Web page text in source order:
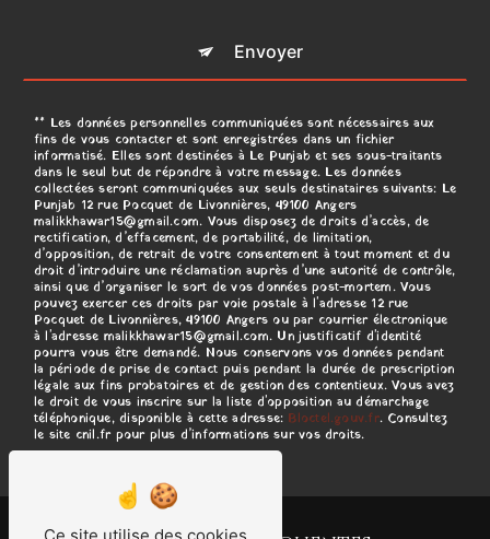
Envoyer
** Les données personnelles communiquées sont nécessaires aux
fins de vous contacter et sont enregistrées dans un fichier
informatisé. Elles sont destinées à Le Punjab et ses sous-traitants
dans le seul but de répondre à votre message. Les données
collectées seront communiquées aux seuls destinataires suivants: Le
Punjab 12 rue Pocquet de Livonnières, 49100 Angers
malikkhawar15@gmail.com. Vous disposez de droits d’accès, de
rectification, d’effacement, de portabilité, de limitation,
d’opposition, de retrait de votre consentement à tout moment et du
droit d’introduire une réclamation auprès d’une autorité de contrôle,
ainsi que d’organiser le sort de vos données post-mortem. Vous
pouvez exercer ces droits par voie postale à l'adresse 12 rue
Pocquet de Livonnières, 49100 Angers ou par courrier électronique
à l'adresse malikkhawar15@gmail.com. Un justificatif d'identité
pourra vous être demandé. Nous conservons vos données pendant
la période de prise de contact puis pendant la durée de prescription
légale aux fins probatoires et de gestion des contentieux. Vous avez
le droit de vous inscrire sur la liste d'opposition au démarchage
téléphonique, disponible à cette adresse:
Bloctel.gouv.fr. Consultez
le site cnil.fr pour plus d’informations sur vos droits.